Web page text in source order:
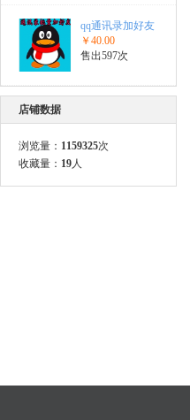
qq通讯录加好友
￥40.00
售出597次
店铺数据
浏览量： 1159325次
收藏量： 19人